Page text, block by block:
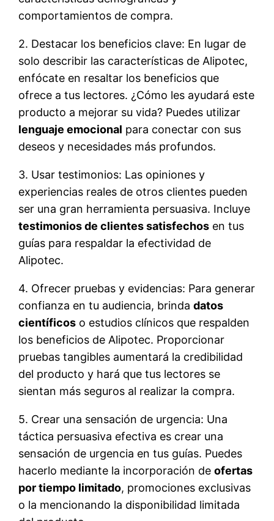
comportamientos de compra.
2. Destacar los beneficios clave: En lugar de
solo describir las características de Alipotec,
enfócate en resaltar los beneficios que
ofrece a tus lectores. ¿Cómo les ayudará este
producto a mejorar su vida? Puedes utilizar
lenguaje emocional para conectar con sus
deseos y necesidades más profundos.
3. Usar testimonios: Las opiniones y
experiencias reales de otros clientes pueden
ser una gran herramienta persuasiva. Incluye
testimonios de clientes satisfechos en tus
guías para respaldar la efectividad de
Alipotec.
4. Ofrecer pruebas y evidencias: Para generar
confianza en tu audiencia, brindadatos
científicos o estudios clínicos que respalden
los beneficios de Alipotec. Proporcionar
pruebas tangibles aumentará la credibilidad
del producto y hará que tus lectores se
sientan más seguros al realizar la compra.
5. Crear una sensación de urgencia: Una
táctica persuasiva efectiva es crear una
sensación de urgencia en tus guías. Puedes
hacerlo mediante la incorporación deofertas
por tiempo limitado, promociones exclusivas
o la mencionando la disponibilidad limitada